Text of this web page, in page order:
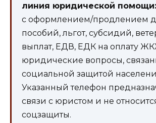
линия юридической помощи:
с оформлением/продлением
пособий, льгот, субсидий,
выплат, ЕДВ, ЕДК на оплату
юридические вопросы,
социальной защитой
Указанный телефон
связи с юристом и не
соцзащиты.